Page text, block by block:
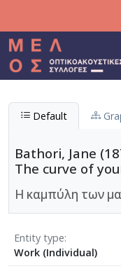
Default
Bathori, Jane
The curve of
Η καμπύλη των
Entity type
Work (Individual)